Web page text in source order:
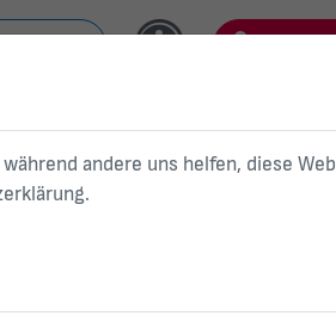
Kundenservice
am 8. Mai 2025 geschlossen
andere uns helfen, diese
.